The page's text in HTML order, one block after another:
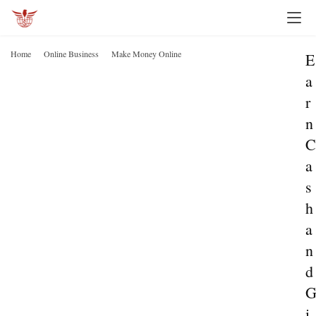
Home Online Business Make Money Online
E
a
r
n
C
a
s
h
a
n
d
G